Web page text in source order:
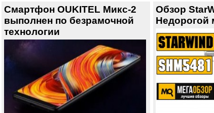
Смартфон OUKITEL Микс-2
выполнен по безрамочной
технологии
Обзор
Недорогой